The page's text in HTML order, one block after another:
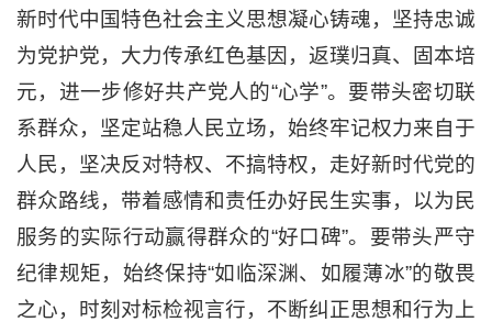
新时代中国特色社会主义思想凝心铸魂，坚持忠诚
为党护党，大力传承红色基因，返璞归真、固本培
元，进一步修好共产党人的“心学”。要带头密切联
系群众，坚定站稳人民立场，始终牢记权力来自于
人民，坚决反对特权、不搞特权，走好新时代党的
群众路线，带着感情和责任办好民生实事，以为民
服务的实际行动赢得群众的“好口碑”。要带头严守
纪律规矩，始终保持“如临深渊、如履薄冰”的敬畏
之心，时刻对标检视言行，不断纠正思想和行为上